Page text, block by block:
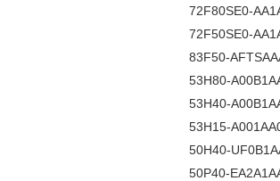
72F80SE0-
72F50SE0-
83F50-
53H80-
53H40-
53H15-
50H40-
50P40-